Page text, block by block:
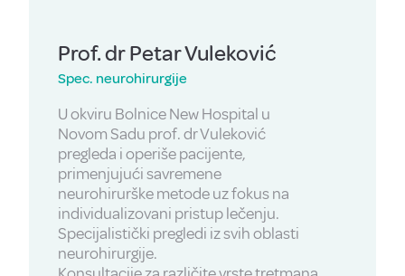
Prof. dr Petar Vuleković
Spec. neurohirurgije
U okviru Bolnice New Hospital u
Novom Sadu prof. dr Vuleković
pregleda i operiše pacijente,
primenjujući savremene
neurohirurške metode uz fokus na
individualizovani pristup lečenju.
Specijalistički pregledi iz svih oblasti
neurohirurgije.